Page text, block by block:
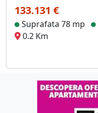
133.131 €
Suprafata 78 mp
0.2 Km